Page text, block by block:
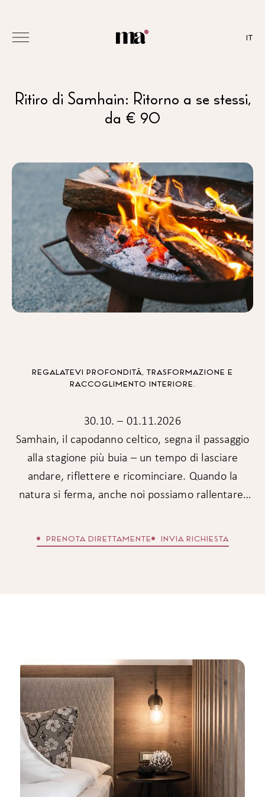
IT
Ritiro di Samhain: Ritorno a se stessi,
da € 90
REGALATEVI PROFONDITÀ, TRASFORMAZIONE E
RACCOGLIMENTO INTERIORE.
30.10. – 01.11.2026
Samhain, il capodanno celtico, segna il passaggio
alla stagione più buia – un tempo di lasciare
andare, riflettere e ricominciare. Quando la
natura si ferma, anche noi possiamo rallentare,
PRENOTA DIRETTAMENTE INVIA RICHIESTA